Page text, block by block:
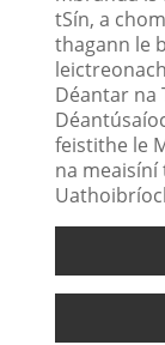
tSín, a
thagann le
Déantar na
feistithe le
na meaisíní